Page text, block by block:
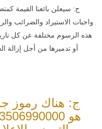
ج: سيعلن بائعنا القيمة
واجبات الاستيراد والضرائب
هذه الرسوم مختلفة عن كل تاريخ
أو تدميرها من أجل إزالة
ج: هناك رموز